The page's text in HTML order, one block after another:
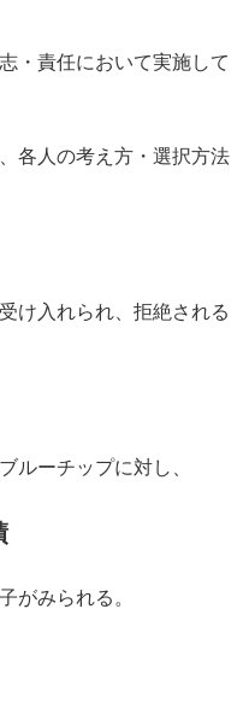
・責任において実施して
各人の考え方・選択方法
け入れられ、拒絶される
ルーチップに対し、
がみられる。